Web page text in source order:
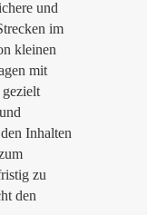
und
im
kleinen
mit
Inhalten
zu
den